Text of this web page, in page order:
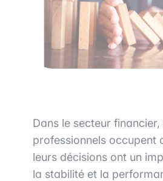
Dans le secteur
professionnels occupent
leurs décisions ont un
la stabilité et la